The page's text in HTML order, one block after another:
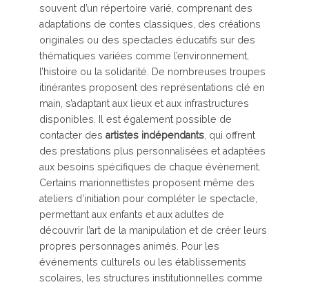
souvent d’un répertoire varié, comprenant des
adaptations de contes classiques, des créations
originales ou des spectacles éducatifs sur des
thématiques variées comme l’environnement,
l’histoire ou la solidarité. De nombreuses troupes
itinérantes proposent des représentations clé en
main, s’adaptant aux lieux et aux infrastructures
disponibles. Il est également possible de
contacter des artistes indépendants, qui offrent
des prestations plus personnalisées et adaptées
aux besoins spécifiques de chaque événement.
Certains marionnettistes proposent même des
ateliers d’initiation pour compléter le spectacle,
permettant aux enfants et aux adultes de
découvrir l’art de la manipulation et de créer leurs
propres personnages animés. Pour les
événements culturels ou les établissements
scolaires, les structures institutionnelles comme